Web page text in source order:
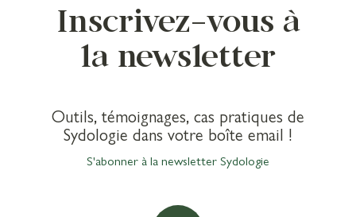
Inscrivez-vous à
la newsletter
Outils, témoignages, cas pratiques de
Sydologie dans votre boîte email !
S'abonner à la newsletter Sydologie